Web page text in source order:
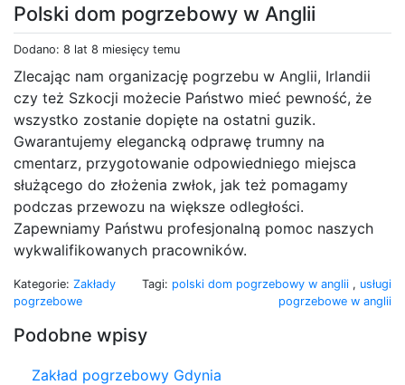
Polski dom pogrzebowy w Anglii
Dodano: 8 lat 8 miesięcy temu
Zlecając nam organizację pogrzebu w Anglii, Irlandii
czy też Szkocji możecie Państwo mieć pewność, że
wszystko zostanie dopięte na ostatni guzik.
Gwarantujemy elegancką odprawę trumny na
cmentarz, przygotowanie odpowiedniego miejsca
służącego do złożenia zwłok, jak też pomagamy
podczas przewozu na większe odległości.
Zapewniamy Państwu profesjonalną pomoc naszych
wykwalifikowanych pracowników.
Kategorie: Zakłady
pogrzebowe
Tagi: polski dom pogrzebowy w anglii , usługi
pogrzebowe w anglii
Podobne wpisy
Zakład pogrzebowy Gdynia